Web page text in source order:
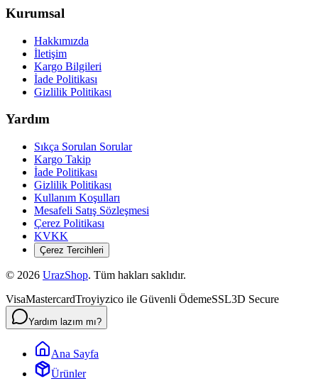
Kurumsal
Hakkımızda
İletişim
Kargo Bilgileri
İade Politikası
Gizlilik Politikası
Yardım
Sıkça Sorulan Sorular
Kargo Takip
İade Politikası
Gizlilik Politikası
Kullanım Koşulları
Mesafeli Satış Sözleşmesi
Çerez Politikası
KVKK
Çerez Tercihleri
© 2026 UrazShop. Tüm hakları saklıdır.
VisaMastercardTroyiyzico ile Güvenli ÖdemeSSL3D Secure
Yardım lazım mı?
Ana Sayfa
Ürünler